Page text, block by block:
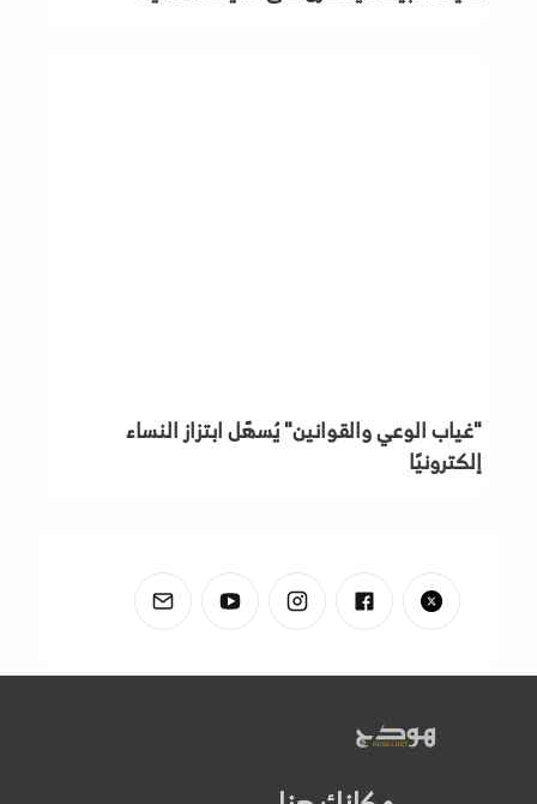
"غياب الوعي والقوانين" يُسهّل ابتزاز النساء
إلكترونيًا